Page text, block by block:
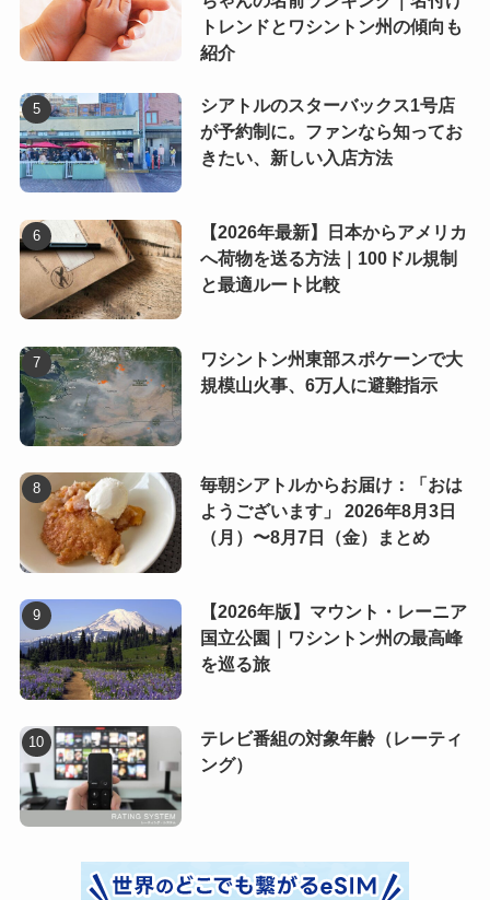
トレンドとワシントン州の傾向も
紹介
シアトルのスターバックス1号店
が予約制に。ファンなら知ってお
きたい、新しい入店方法
【2026年最新】日本からアメリカ
へ荷物を送る方法｜100ドル規制
と最適ルート比較
ワシントン州東部スポケーンで大
規模山火事、6万人に避難指示
毎朝シアトルからお届け：「おは
ようございます」 2026年8月3日
（月）〜8月7日（金）まとめ
【2026年版】マウント・レーニア
国立公園｜ワシントン州の最高峰
を巡る旅
テレビ番組の対象年齢（レーティ
ング）